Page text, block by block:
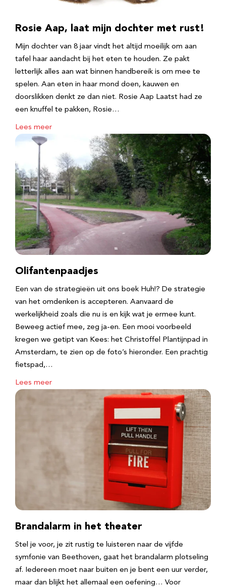
Rosie Aap, laat mijn dochter met rust!
Mijn dochter van 8 jaar vindt het altijd moeilijk om aan
tafel haar aandacht bij het eten te houden. Ze pakt
letterlijk alles aan wat binnen handbereik is om mee te
spelen. Aan eten in haar mond doen, kauwen en
doorslikken denkt ze dan niet. Rosie Aap Laatst had ze
een knuffel te pakken, Rosie…
Lees meer
Olifantenpaadjes
Een van de strategieën uit ons boek Huh!? De strategie
van het omdenken is accepteren. Aanvaard de
werkelijkheid zoals die nu is en kijk wat je ermee kunt.
Beweeg actief mee, zeg ja-en. Een mooi voorbeeld
kregen we getipt van Kees: het Christoffel Plantijnpad in
Amsterdam, te zien op de foto’s hieronder. Een prachtig
fietspad,…
Lees meer
Brandalarm in het theater
Stel je voor, je zit rustig te luisteren naar de vijfde
symfonie van Beethoven, gaat het brandalarm plotseling
af. Iedereen moet naar buiten en je bent een uur verder,
maar dan blijkt het allemaal een oefening… Voor